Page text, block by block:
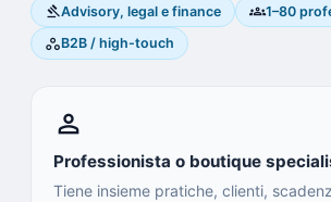
gavelAdvisory, legal e finance groups1–80
workspacesB2B / high-touch
person
Professionista o boutique
Tiene insieme pratiche, clienti,